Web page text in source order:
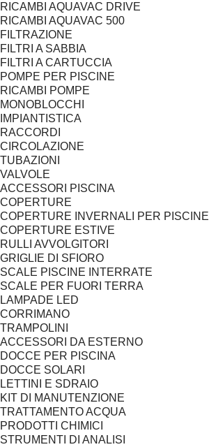
RICAMBI AQUAVAC DRIVE
RICAMBI AQUAVAC 500
FILTRAZIONE
FILTRI A SABBIA
FILTRI A CARTUCCIA
POMPE PER PISCINE
RICAMBI POMPE
MONOBLOCCHI
IMPIANTISTICA
RACCORDI
CIRCOLAZIONE
TUBAZIONI
VALVOLE
ACCESSORI PISCINA
COPERTURE
COPERTURE INVERNALI PER PISCINE
COPERTURE ESTIVE
RULLI AVVOLGITORI
GRIGLIE DI SFIORO
SCALE PISCINE INTERRATE
SCALE PER FUORI TERRA
LAMPADE LED
CORRIMANO
TRAMPOLINI
ACCESSORI DA ESTERNO
DOCCE PER PISCINA
DOCCE SOLARI
LETTINI E SDRAIO
KIT DI MANUTENZIONE
TRATTAMENTO ACQUA
PRODOTTI CHIMICI
STRUMENTI DI ANALISI